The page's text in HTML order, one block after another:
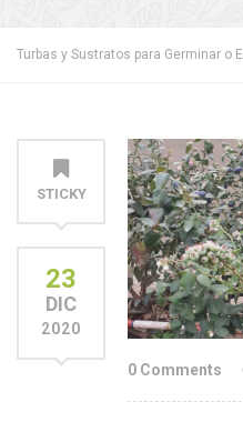
Turbas y Sustratos para Germinar o
STICKY
23
DIC
2020
0 Comments